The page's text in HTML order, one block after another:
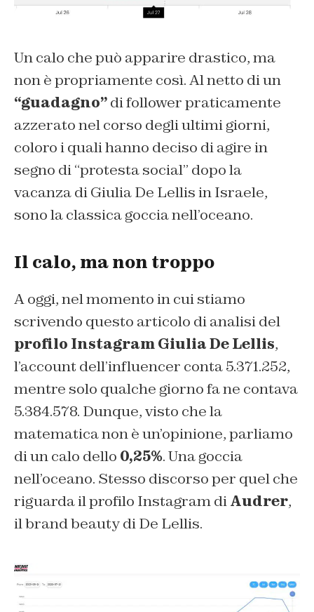
Un calo che può apparire drastico, ma
non è propriamente così. Al netto di un
“guadagno”di follower praticamente
azzerato nel corso degli ultimi giorni,
coloro i quali hanno deciso di agire in
segno di “protesta social” dopo la
vacanza di Giulia De Lellis in Israele,
sono la classica goccia nell’oceano.
Il calo, ma non troppo
A oggi, nel momento in cui stiamo
scrivendo questo articolo di analisi del
profilo Instagram Giulia De Lellis,
l’account dell’influencer conta 5.371.252,
mentre solo qualche giorno fa ne contava
5.384.578. Dunque, visto che la
matematica non è un’opinione, parliamo
di un calo dello 0,25%. Una goccia
nell’oceano. Stesso discorso per quel che
riguarda il profilo Instagram diAudrer,
il brand beauty di De Lellis.